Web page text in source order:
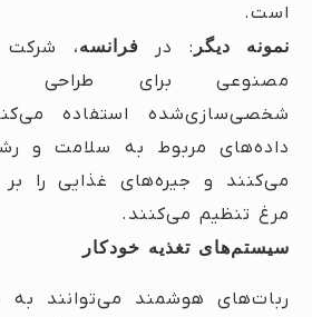
است.
نمونه دیگر : در فرانسه، شرکت
مصنوعی برای طراحی
شخصی‌سازی‌شده استفاده
داده‌های مربوط به سلامت و
می‌کنند و جیره‌های غذایی را
مرغ تنظیم می‌کنند.
سیستم‌های تغذیه خودکار
ربات‌های هوشمند می‌توانند به